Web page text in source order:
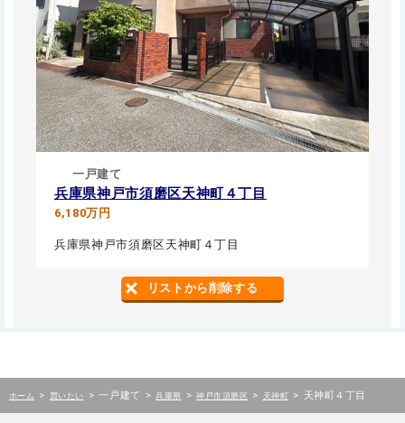
一戸建て
兵庫県神戸市須磨区天神町４丁目
6,180万円
兵庫県神戸市須磨区天神町４丁目
リストから削除する
ホーム > 買いたい > 一戸建て > 兵庫県 > 神戸市須磨区 > 天神町 > 天神町４丁目